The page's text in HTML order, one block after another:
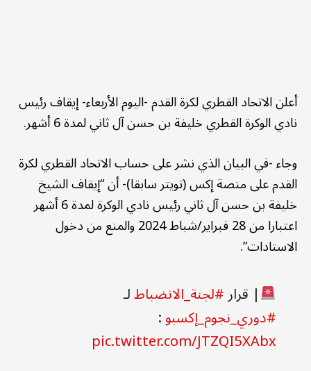
أعلن الاتحاد القطري لكرة القدم -اليوم الأربعاء- إيقاف رئيس
نادي الوكرة القطري خليفة بن حسن آل ثاني لمدة 6 أشهر.
وجاء -في البيان الذي نشر على حساب الاتحاد القطري لكرة
القدم على منصة إكس (تويتر سابقا)- أن “إيقاف الشيخ
خليفة بن حسن آل ثاني رئيس نادي الوكرة لمدة 6 أشهر
اعتبارا من 28 فبراير/شباط 2024 والمنع من دخول
الاستادات”.
| قرار#لجنة_الانضباطلـ
#دوري_نجوم_إكسبو:
pic.twitter.com/JTZQI5XAbx